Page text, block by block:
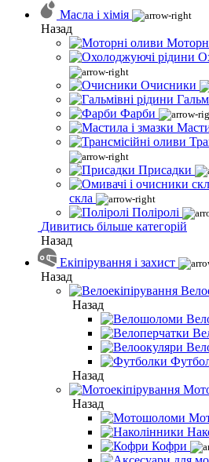
Масла і хімія
Назад
Очисники
Фарби
Присадки
скла
Поліролі
Дивитись більше категорій
Назад
Екіпірування і захист
Назад
Назад
Назад
Назад
Кофри